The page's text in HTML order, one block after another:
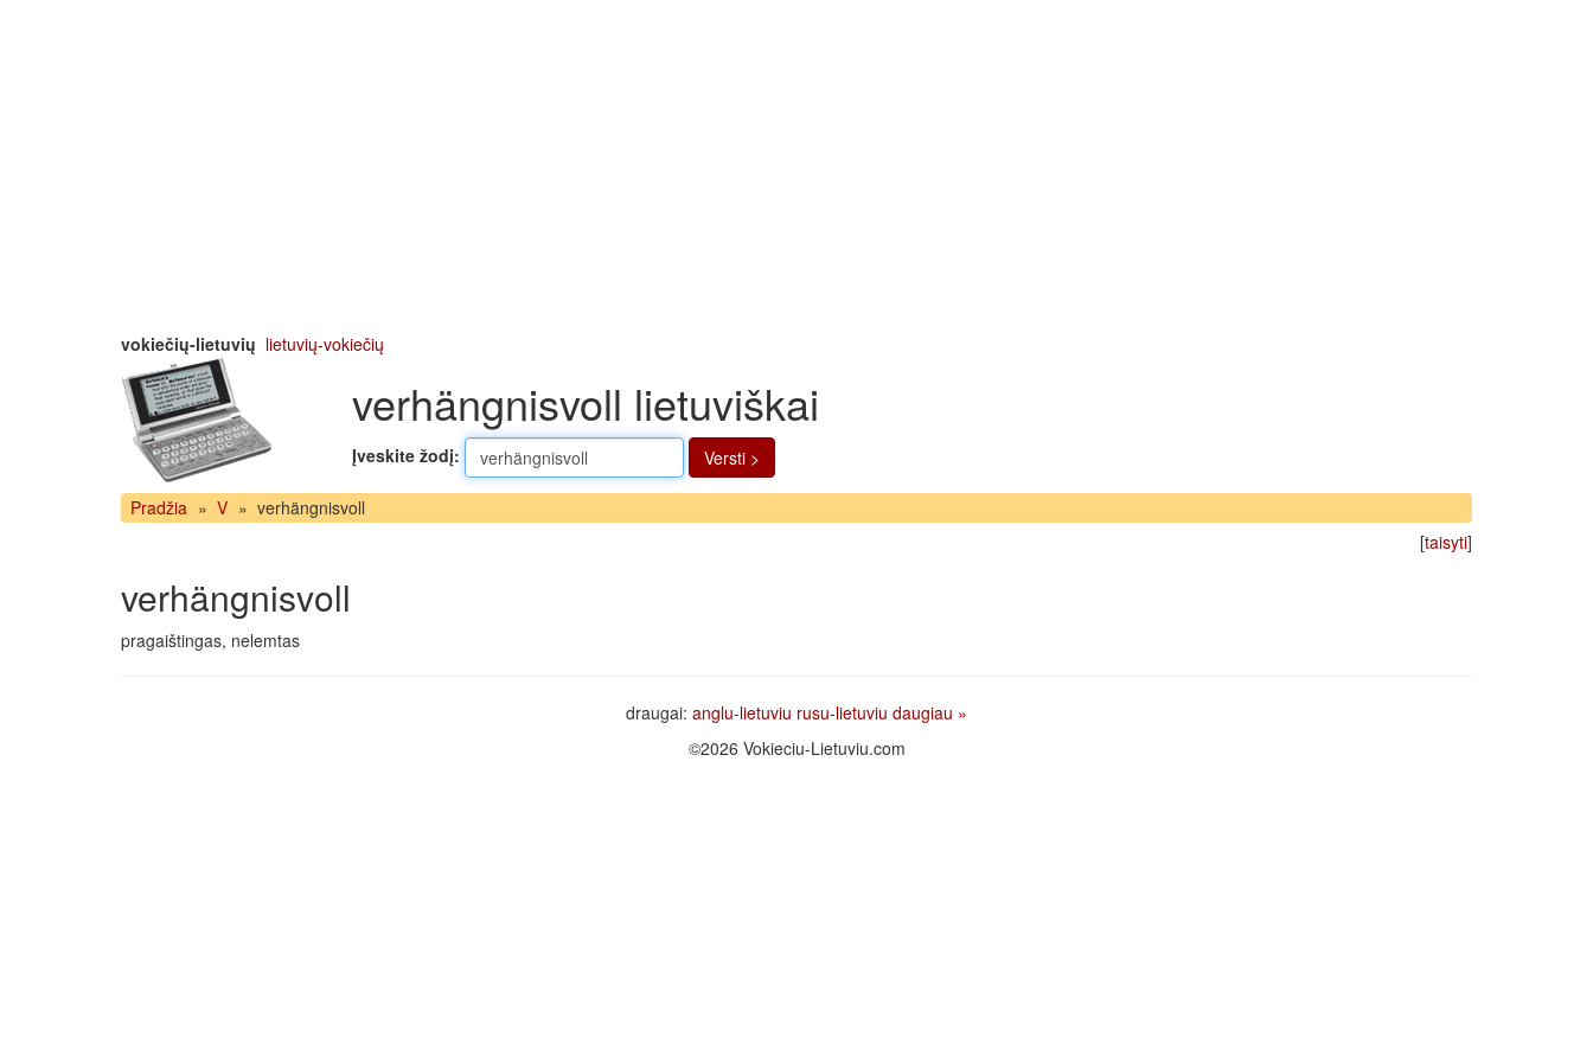
vokiečių-lietuvių lietuvių-vokiečių
verhängnisvoll lietuviškai
Įveskite žodį: Versti >
Pradžia » V » verhängnisvoll
[taisyti]
verhängnisvoll
pragaištingas, nelemtas
draugai: anglu-lietuviu rusu-lietuviu daugiau »
©2026 Vokieciu-Lietuviu.com